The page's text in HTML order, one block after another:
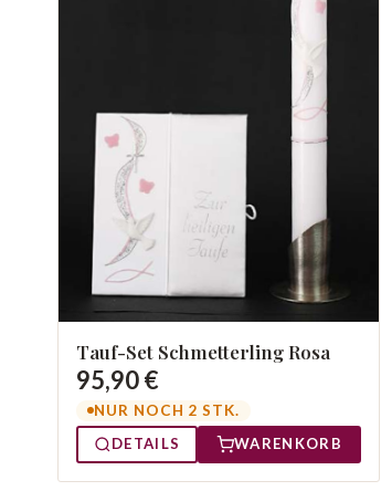
Tauf-Set Schmetterling Rosa
95,90 €
NUR NOCH 2 STK.
DETAILS
WARENKORB